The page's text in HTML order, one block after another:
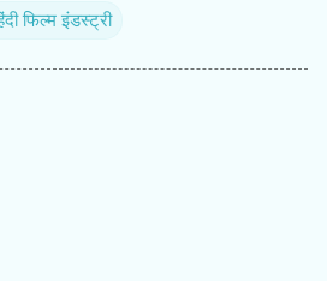
फिल्‍म इंडस्‍ट्री